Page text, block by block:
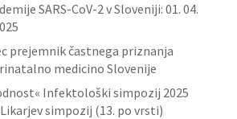
SARS-CoV-2 v Sloveniji: 01. 04.
prejemnik častnega priznanja
medicino Slovenije
Infektološki simpozij 2025
simpozij (13. po vrsti)